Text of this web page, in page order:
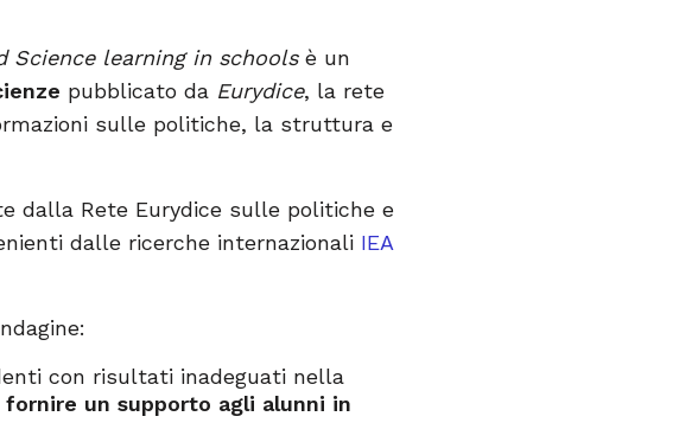
Science learning in schoolsè un
pubblicato da Eurydice, la rete
sulle politiche, la struttura e
dalla Rete Eurydice sulle politiche e
dalle ricerche internazionali IEA
con risultati inadeguati nella
fornire un supporto agli alunni in